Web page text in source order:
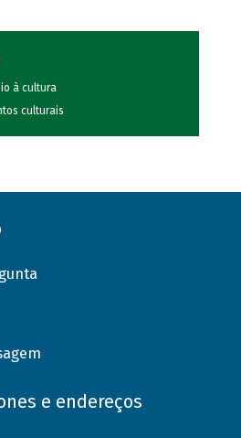
à cultura
culturais
e endereços